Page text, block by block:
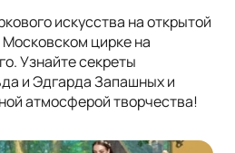
искусства на открытой
цирке на
Узнайте секреты
и Эдгарда Запашных и
атмосферой творчества!